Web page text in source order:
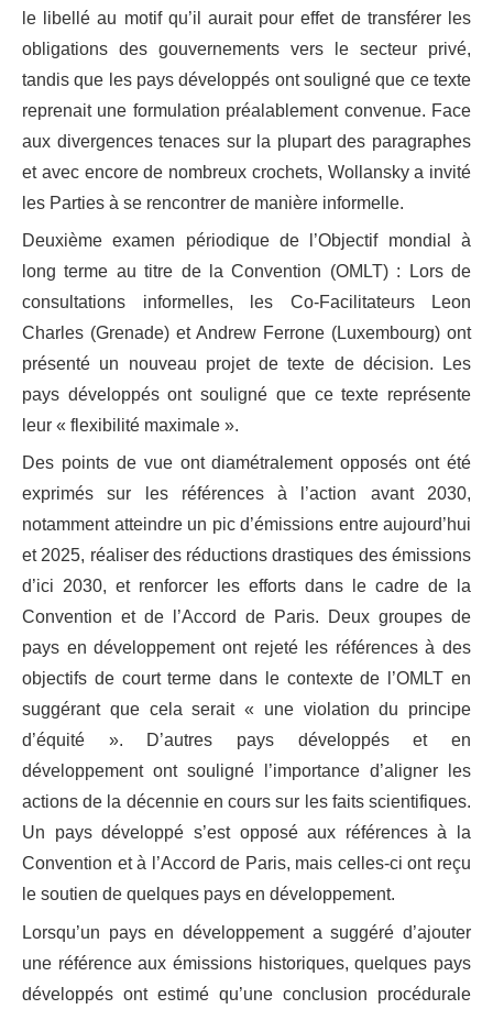
le libellé au motif qu’il aurait pour effet de transférer les
obligations des gouvernements vers le secteur privé,
tandis que les pays développés ont souligné que ce texte
reprenait une formulation préalablement convenue. Face
aux divergences tenaces sur la plupart des paragraphes
et avec encore de nombreux crochets, Wollansky a invité
les Parties à se rencontrer de manière informelle.
Deuxième examen périodique de l’Objectif mondial à
long terme au titre de la Convention (OMLT) : Lors de
consultations informelles, les Co-Facilitateurs Leon
Charles (Grenade) et Andrew Ferrone (Luxembourg) ont
présenté un nouveau projet de texte de décision. Les
pays développés ont souligné que ce texte représente
leur « flexibilité maximale ».
Des points de vue ont diamétralement opposés ont été
exprimés sur les références à l’action avant 2030,
notamment atteindre un pic d’émissions entre aujourd’hui
et 2025, réaliser des réductions drastiques des émissions
d’ici 2030, et renforcer les efforts dans le cadre de la
Convention et de l’Accord de Paris. Deux groupes de
pays en développement ont rejeté les références à des
objectifs de court terme dans le contexte de l’OMLT en
suggérant que cela serait « une violation du principe
d’équité ». D’autres pays développés et en
développement ont souligné l’importance d’aligner les
actions de la décennie en cours sur les faits scientifiques.
Un pays développé s’est opposé aux références à la
Convention et à l’Accord de Paris, mais celles-ci ont reçu
le soutien de quelques pays en développement.
Lorsqu’un pays en développement a suggéré d’ajouter
une référence aux émissions historiques, quelques pays
développés ont estimé qu’une conclusion procédurale